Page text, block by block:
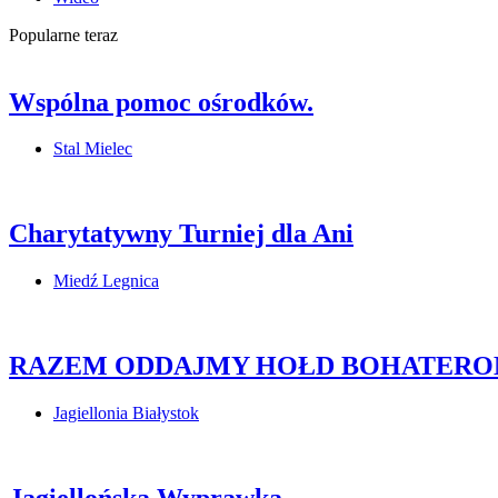
Popularne teraz
Wspólna pomoc ośrodków.
Stal Mielec
Charytatywny Turniej dla Ani
Miedź Legnica
RAZEM ODDAJMY HOŁD
Jagiellonia Białystok